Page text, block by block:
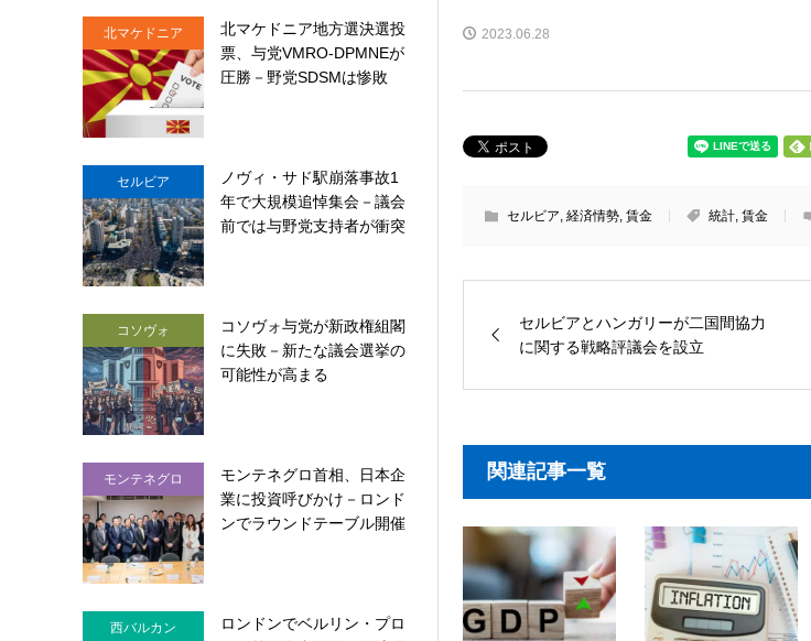
2023.06.28
セルビア 経済情勢, 賃金 統計, 賃金
セルビアとハンガリーが二国間協力
に関する戦略評議会を設立
関連記事一覧
北マケドニア
北マケドニア地方選決選投
票、与党VMRO-DPMNEが
圧勝－野党SDSMは惨敗
セルビア
ノヴィ・サド駅崩落事故1
年で大規模追悼集会－議会
前では与野党支持者が衝突
コソヴォ
コソヴォ与党が新政権組閣
に失敗－新たな議会選挙の
可能性が高まる
モンテネグロ
モンテネグロ首相、日本企
業に投資呼びかけ－ロンド
ンでラウンドテーブル開催
西バルカン
ロンドンでベルリン・プロ